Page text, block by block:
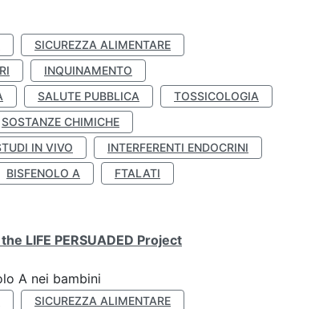
SICUREZZA ALIMENTARE
INQUINAMENTO
SALUTE PUBBLICA
TOSSICOLOGIA
SOSTANZE CHIMICHE
IN VIVO
INTERFERENTI ENDOCRINI
BISFENOLO A
FTALATI
LIFE PERSUADED Project
A nei bambini
SICUREZZA ALIMENTARE